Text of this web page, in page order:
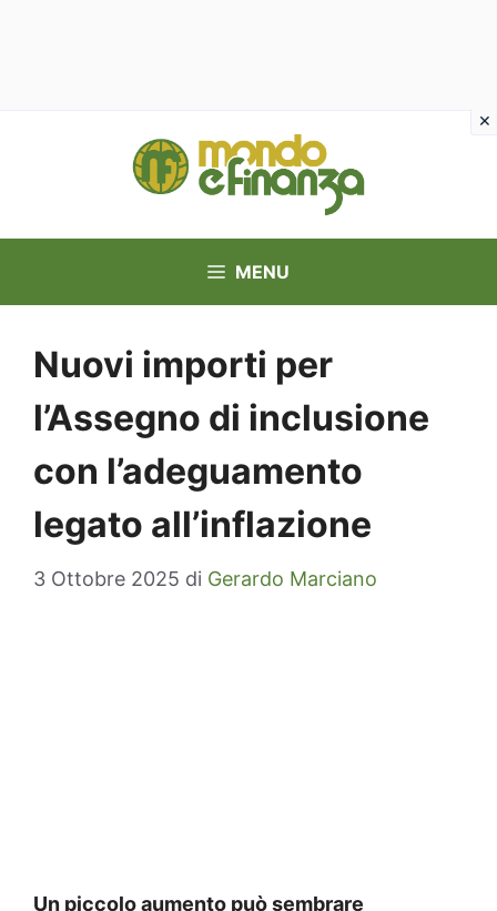
MENU
Nuovi importi per
l’Assegno di inclusione
con l’adeguamento
legato all’inflazione
3 Ottobre 2025 di Gerardo Marciano
Un piccolo aumento può sembrare